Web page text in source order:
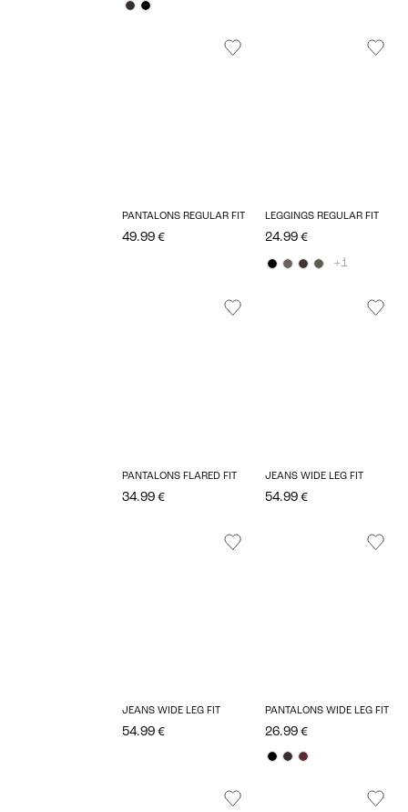
PANTALONS REGULAR FIT
49.99 €
LEGGINGS REGULAR FIT
24.99 €
+1
PANTALONS FLARED FIT
34.99 €
JEANS WIDE LEG FIT
54.99 €
JEANS WIDE LEG FIT
54.99 €
PANTALONS WIDE LEG FIT
26.99 €